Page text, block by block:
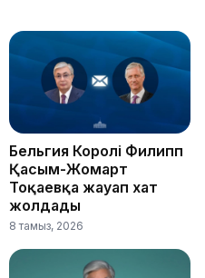
Бельгия Королі Филипп
Қасым-Жомарт
Тоқаевқа жауап хат
жолдады
8 тамыз, 2026